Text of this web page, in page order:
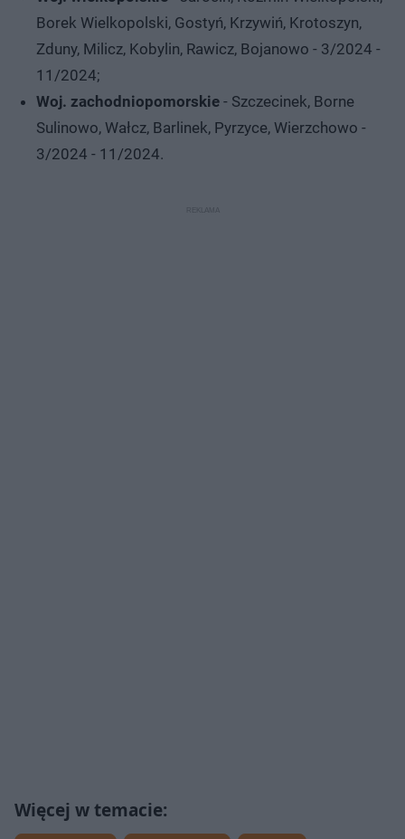
Borek Wielkopolski, Gostyń, Krzywiń, Krotoszyn,
Zduny, Milicz, Kobylin, Rawicz, Bojanowo - 3/2024 -
11/2024;
Woj. zachodniopomorskie - Szczecinek, Borne
Sulinowo, Wałcz, Barlinek, Pyrzyce, Wierzchowo -
3/2024 - 11/2024.